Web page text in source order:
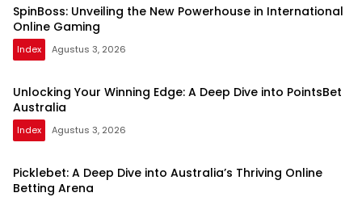
SpinBoss: Unveiling the New Powerhouse in International
Online Gaming
Index Agustus 3, 2026
Unlocking Your Winning Edge: A Deep Dive into PointsBet
Australia
Index Agustus 3, 2026
Picklebet: A Deep Dive into Australia’s Thriving Online
Betting Arena